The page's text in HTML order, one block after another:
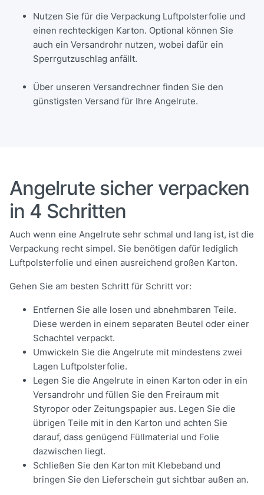
Nutzen Sie für die Verpackung Luftpolsterfolie und
einen rechteckigen Karton. Optional können Sie
auch ein Versandrohr nutzen, wobei dafür ein
Sperrgutzuschlag anfällt.
Über unseren Versandrechner finden Sie den
günstigsten Versand für Ihre Angelrute.
Angelrute sicher verpacken
in 4 Schritten
Auch wenn eine Angelrute sehr schmal und lang ist, ist die
Verpackung recht simpel. Sie benötigen dafür lediglich
Luftpolsterfolie und einen ausreichend großen Karton.
Gehen Sie am besten Schritt für Schritt vor:
Entfernen Sie alle losen und abnehmbaren Teile.
Diese werden in einem separaten Beutel oder einer
Schachtel verpackt.
Umwickeln Sie die Angelrute mit mindestens zwei
Lagen Luftpolsterfolie.
Legen Sie die Angelrute in einen Karton oder in ein
Versandrohr und füllen Sie den Freiraum mit
Styropor oder Zeitungspapier aus. Legen Sie die
übrigen Teile mit in den Karton und achten Sie
darauf, dass genügend Füllmaterial und Folie
dazwischen liegt.
Schließen Sie den Karton mit Klebeband und
bringen Sie den Lieferschein gut sichtbar außen an.